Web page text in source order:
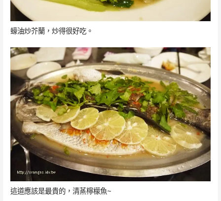
蠔油炒芥蘭，炒得很好吃。
這道應該是最貴的，清蒸檸檬魚~